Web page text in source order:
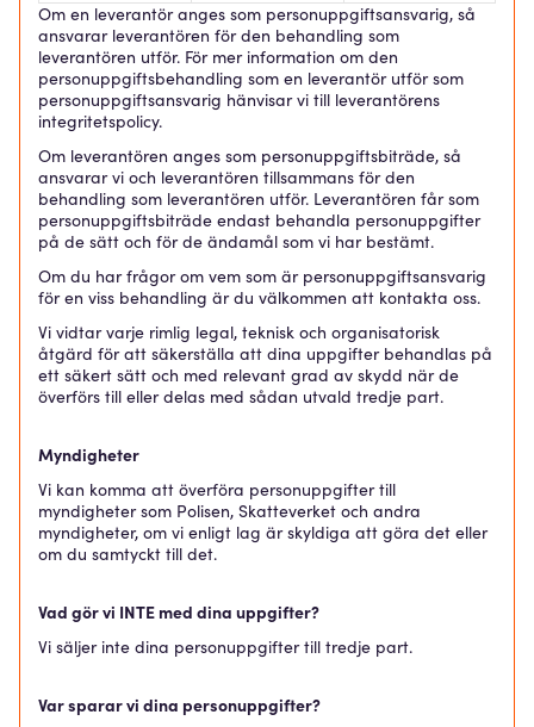
Om en leverantör anges som personuppgiftsansvarig, så
ansvarar leverantören för den behandling som
leverantören utför. För mer information om den
personuppgiftsbehandling som en leverantör utför som
personuppgiftsansvarig hänvisar vi till leverantörens
integritetspolicy.
Om leverantören anges som personuppgiftsbiträde, så
ansvarar vi och leverantören tillsammans för den
behandling som leverantören utför. Leverantören får som
personuppgiftsbiträde endast behandla personuppgifter
på de sätt och för de ändamål som vi har bestämt.
Om du har frågor om vem som är personuppgiftsansvarig
för en viss behandling är du välkommen att kontakta oss.
Vi vidtar varje rimlig legal, teknisk och organisatorisk
åtgärd för att säkerställa att dina uppgifter behandlas på
ett säkert sätt och med relevant grad av skydd när de
överförs till eller delas med sådan utvald tredje part.
Myndigheter
Vi kan komma att överföra personuppgifter till
myndigheter som Polisen, Skatteverket och andra
myndigheter, om vi enligt lag är skyldiga att göra det eller
om du samtyckt till det.
Vad gör vi INTE med dina uppgifter?
Vi säljer inte dina personuppgifter till tredje part.
Var sparar vi dina personuppgifter?